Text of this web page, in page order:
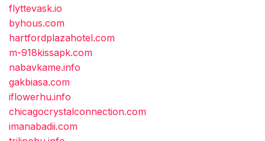
flyttevask.io
byhous.com
hartfordplazahotel.com
m-918kissapk.com
nabavkame.info
gakbiasa.com
iflowerhu.info
chicagocrystalconnection.com
imanabadii.com